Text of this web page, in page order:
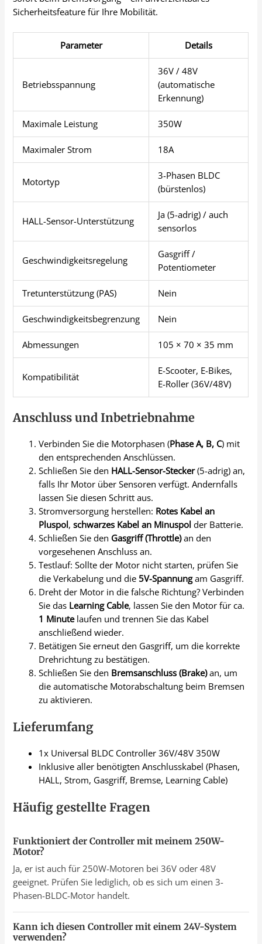
Sicherheitsfeature für Ihre Mobilität.
Parameter Details
Betriebsspannung
36V / 48V
(automatische
Erkennung)
Maximale Leistung 350W
Maximaler Strom 18A
Motortyp
3-Phasen BLDC
(bürstenlos)
HALL-Sensor-Unterstützung
Ja (5-adrig) / auch
sensorlos
Geschwindigkeitsregelung
Gasgriff /
Potentiometer
Tretunterstützung (PAS) Nein
Geschwindigkeitsbegrenzung Nein
Abmessungen 105 × 70 × 35 mm
Kompatibilität
E-Scooter, E-Bikes,
E-Roller (36V/48V)
Anschluss und Inbetriebnahme
Verbinden Sie die Motorphasen (Phase A, B, C) mit
den entsprechenden Anschlüssen.
Schließen Sie den HALL-Sensor-Stecker(5-adrig) an,
falls Ihr Motor über Sensoren verfügt. Andernfalls
lassen Sie diesen Schritt aus.
Stromversorgung herstellen: Rotes Kabel an
Pluspol,schwarzes Kabel an Minuspol der Batterie.
Schließen Sie den Gasgriff (Throttle)an den
vorgesehenen Anschluss an.
Testlauf: Sollte der Motor nicht starten, prüfen Sie
die Verkabelung und die 5V-Spannungam Gasgriff.
Dreht der Motor in die falsche Richtung? Verbinden
Sie das Learning Cable, lassen Sie den Motor für ca.
1 Minutelaufen und trennen Sie das Kabel
anschließend wieder.
Betätigen Sie erneut den Gasgriff, um die korrekte
Drehrichtung zu bestätigen.
Schließen Sie den Bremsanschluss (Brake)an, um
die automatische Motorabschaltung beim Bremsen
zu aktivieren.
Lieferumfang
1x Universal BLDC Controller 36V/48V 350W
Inklusive aller benötigten Anschlusskabel (Phasen,
HALL, Strom, Gasgriff, Bremse, Learning Cable)
Häufig gestellte Fragen
Funktioniert der Controller mit meinem 250W-
Motor?
Ja, er ist auch für 250W-Motoren bei 36V oder 48V
geeignet. Prüfen Sie lediglich, ob es sich um einen 3-
Phasen-BLDC-Motor handelt.
Kann ich diesen Controller mit einem 24V-System
verwenden?